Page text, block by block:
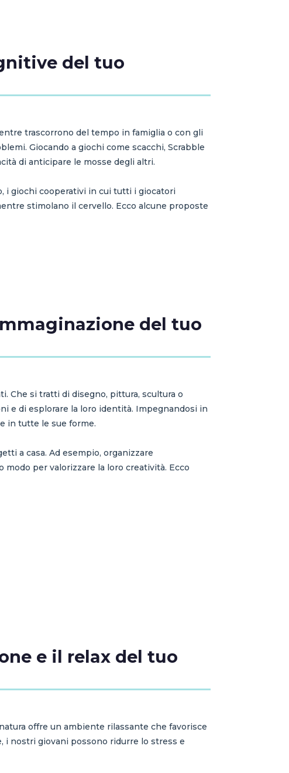
del tuo
trascorrono del tempo in famiglia o con gli
Giocando a giochi come scacchi, Scrabble
di anticipare le mosse degli altri.
i giochi cooperativi in cui tutti i giocatori
stimolano il cervello. Ecco alcune proposte
del tuo
Che si tratti di disegno, pittura, scultura o
e di esplorare la loro identità. Impegnandosi in
in tutte le sue forme.
a casa. Ad esempio, organizzare
per valorizzare la loro creatività. Ecco
e il relax del tuo
offre un ambiente rilassante che favorisce
i nostri giovani possono ridurre lo stress e